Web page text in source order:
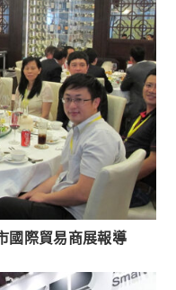
國際貿易商展報導